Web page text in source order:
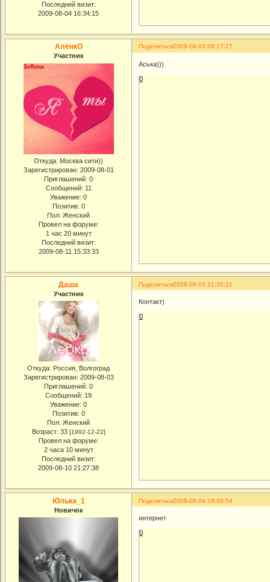
Последний визит:
2009-08-04 16:34:15
Поделиться2009-08-03 08:17:27
АлёнкО
Участник
Откуда: Москва сити))
Зарегистрирован: 2009-08-01
Приглашений: 0
Сообщений: 11
Уважение: 0
Позитив: 0
Пол: Женский
Провел на форуме:
1 час 20 минут
Последний визит:
2009-08-11 15:33:33
Аська)))
0
Поделиться2009-08-03 21:35:21
Даша
Участник
Откуда: Россия, Волгоград
Зарегистрирован: 2009-08-03
Приглашений: 0
Сообщений: 19
Уважение: 0
Позитив: 0
Пол: Женский
Возраст: 33 [1992-12-22]
Провел на форуме:
2 часа 10 минут
Последний визит:
2009-08-10 21:27:38
Контакт)
0
Поделиться2009-08-04 19:00:54
Юлька_1
Новичок
интернет
0